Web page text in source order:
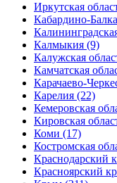
Иркутская
Кабардино-
Калмыкия (9)
Калужская
Камчатская
Карачаево-
Карелия (22)
Кемеровская
Кировская
Коми (17)
Костромская
Краснодарский
Красноярский